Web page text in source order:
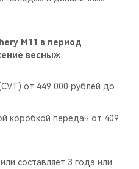
M11 в период
весны»:
от 449 000 рублей до
коробкой передач от 409
составляет 3 года или